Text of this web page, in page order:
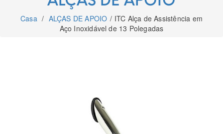
Casa ALÇAS DE APOIO
ITC Alça de Assistência em
Aço Inoxidável de 13 Polegadas